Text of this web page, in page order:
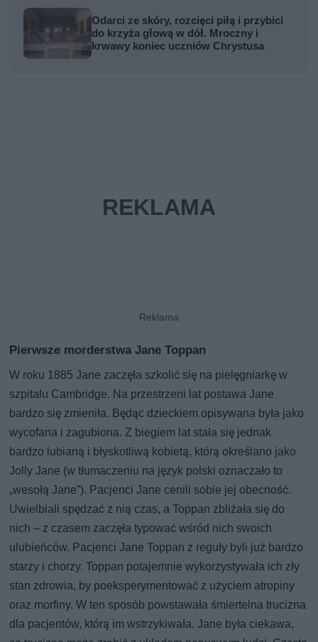
Odarci ze skóry, rozcięci piłą i przybici
do krzyża głową w dół. Mroczny i
krwawy koniec uczniów Chrystusa
Pierwsze morderstwa Jane Toppan
W roku 1885 Jane zaczęła szkolić się na pielęgniarkę w
szpitalu Cambridge. Na przestrzeni lat postawa Jane
bardzo się zmieniła. Będąc dzieckiem opisywana była jako
wycofana i zagubiona. Z biegiem lat stała się jednak
bardzo lubianą i błyskotliwą kobietą, którą określano jako
Jolly Jane (w tłumaczeniu na język polski oznaczało to
„wesołą Jane”). Pacjenci Jane cenili sobie jej obecność.
Uwielbiali spędzać z nią czas, a Toppan zbliżała się do
nich – z czasem zaczęła typować wśród nich swoich
ulubieńców. Pacjenci Jane Toppan z reguły byli już bardzo
starzy i chorzy. Toppan potajemnie wykorzystywała ich zły
stan zdrowia, by poeksperymentować z użyciem atropiny
oraz morfiny. W ten sposób powstawała śmiertelna trucizna
dla pacjentów, którą im wstrzykiwała. Jane była ciekawa,